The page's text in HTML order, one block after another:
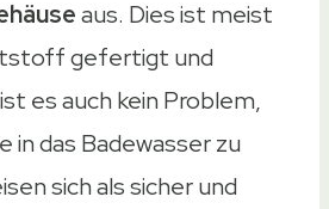
aus. Dies ist meist
gefertigt und
es auch kein Problem,
in das Badewasser zu
sich als sicher und